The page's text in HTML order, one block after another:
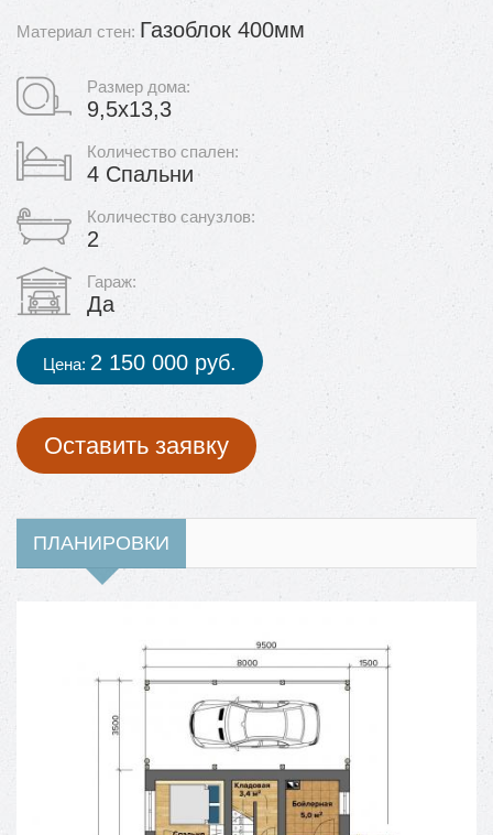
Материал стен: Газоблок 400мм
Размер дома:
9,5х13,3
Количество спален:
4 Спальни
Количество санузлов:
2
Гараж:
Да
Цена: 2 150 000 руб.
Оставить заявку
ПЛАНИРОВКИ